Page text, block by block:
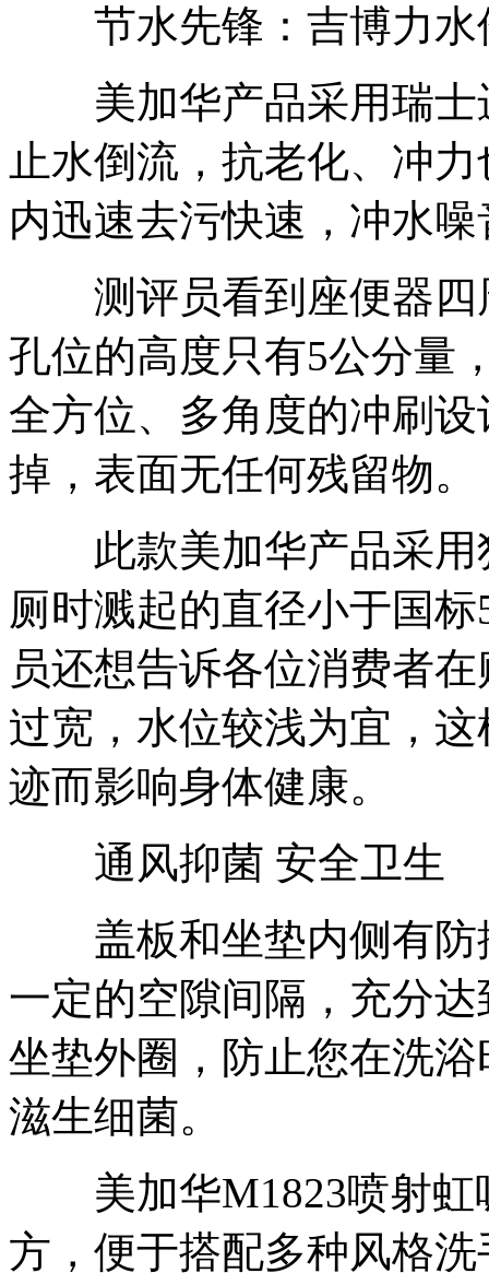
节水先锋：吉博力水
美加华产品采用瑞士
止水倒流，抗老化、冲
内迅速去污快速，冲水
测评员看到座便器四
孔位的高度只有5公分量
全方位、多角度的冲刷
掉，表面无任何残留物。
此款美加华产品采用
厕时溅起的直径小于国
员还想告诉各位消费者
过宽，水位较浅为宜，
迹而影响身体健康。
通风抑菌 安全卫生
盖板和坐垫内侧有防
一定的空隙间隔，充分
坐垫外圈，防止您在洗
滋生细菌。
美加华M1823喷射虹
方，便于搭配多种风格